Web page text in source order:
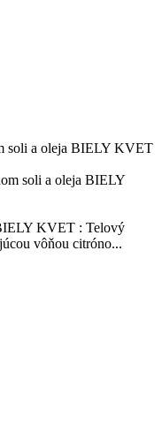
soli a oleja BIELY KVET
KVET : Telový
vôňou citróno...